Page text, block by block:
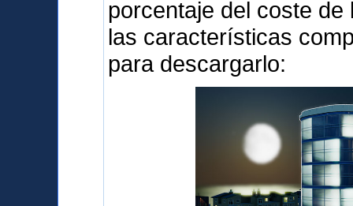
porcentaje del coste
las características
para descargarlo: